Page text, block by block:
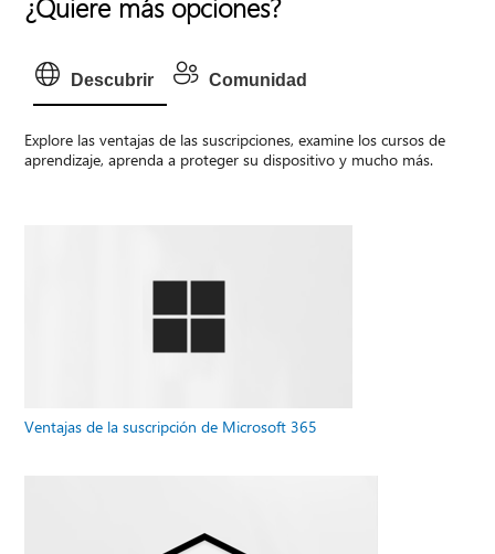
Descubrir Comunidad
Explore las ventajas de las suscripciones, examine los cursos de
aprendizaje, aprenda a proteger su dispositivo y mucho más.
Ventajas de la suscripción de Microsoft 365